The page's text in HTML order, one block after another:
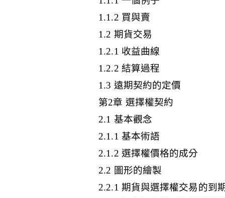
1.1.2 買與賣
1.2 期貨交易
1.2.1 收益曲線
1.2.2 結算過程
1.3 遠期契約的定價
第2章 選擇權契約
2.1 基本觀念
2.1.1 基本術語
2.1.2 選擇權價格的成分
2.2 圖形的繪製
2.2.1 期貨與選擇權交易的到